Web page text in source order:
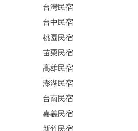
台灣民宿
台中民宿
桃園民宿
苗栗民宿
高雄民宿
澎湖民宿
台南民宿
嘉義民宿
新竹民宿